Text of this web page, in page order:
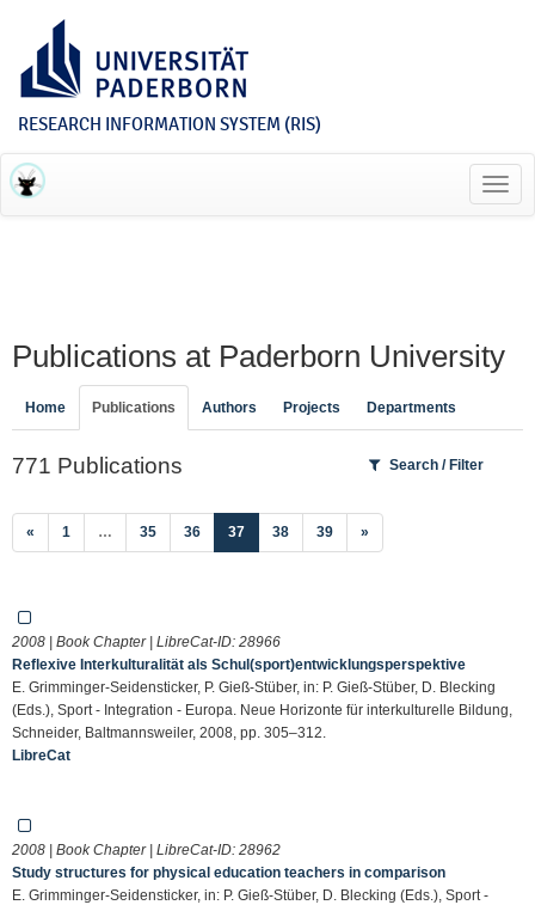
RESEARCH INFORMATION SYSTEM (RIS)
Publications at Paderborn University
Home Publications Authors Projects Departments
771 Publications Search / Filter
« 1 … 35 36 37(current)
38 39 »
2008 | Book Chapter | LibreCat-ID: 28966
Reflexive Interkulturalität als Schul(sport)entwicklungsperspektive
E. Grimminger-Seidensticker, P. Gieß-Stüber, in: P. Gieß-Stüber, D. Blecking
(Eds.), Sport - Integration - Europa. Neue Horizonte für interkulturelle Bildung,
Schneider, Baltmannsweiler, 2008, pp. 305–312.
LibreCat
2008 | Book Chapter | LibreCat-ID: 28962
Study structures for physical education teachers in comparison
E. Grimminger-Seidensticker, in: P. Gieß-Stüber, D. Blecking (Eds.), Sport -